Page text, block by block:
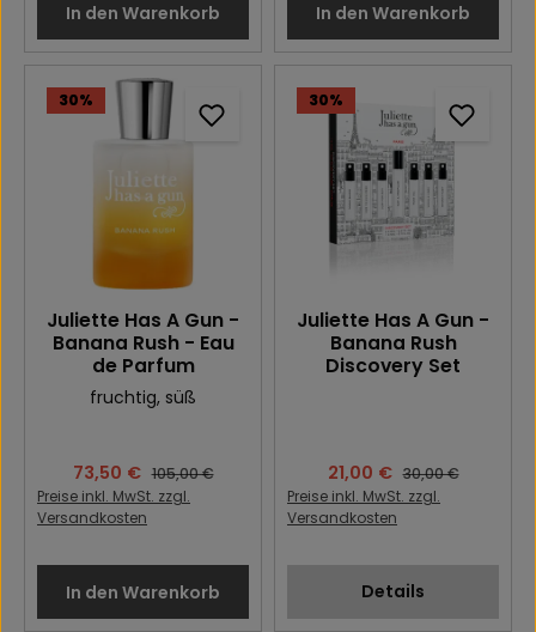
In den Warenkorb In den Warenkorb
30%
Juliette Has A Gun -
Banana Rush - Eau
de Parfum
fruchtig, süß
Verkaufspreis:
73,50 € Regulärer Preis:
105,00 €
Preise inkl. MwSt. zzgl.
Versandkosten
In den Warenkorb
30%
Juliette Has A Gun -
Banana Rush
Discovery Set
Verkaufspreis:
21,00 € Regulärer Preis:
30,00 €
Preise inkl. MwSt. zzgl.
Versandkosten
Details